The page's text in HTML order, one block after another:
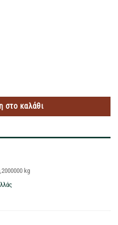
ΑΛΑΤΙΣΜΕΝΗ ΚΑΡΑΜΕΛΑ 200GR
στο καλάθι
kg